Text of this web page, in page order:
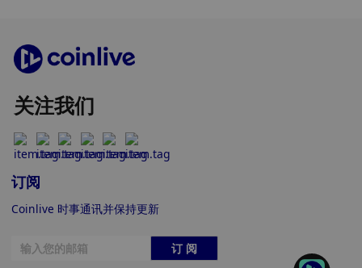
关注我们
订阅
Coinlive 时事通讯并保持更新
订 阅